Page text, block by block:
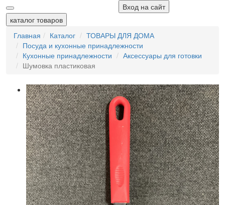
Вход на сайт
каталог товаров
Главная
Каталог
ТОВАРЫ ДЛЯ ДОМА
Посуда и кухонные принадлежности
Кухонные принадлежности
Аксессуары для готовки
Шумовка пластиковая